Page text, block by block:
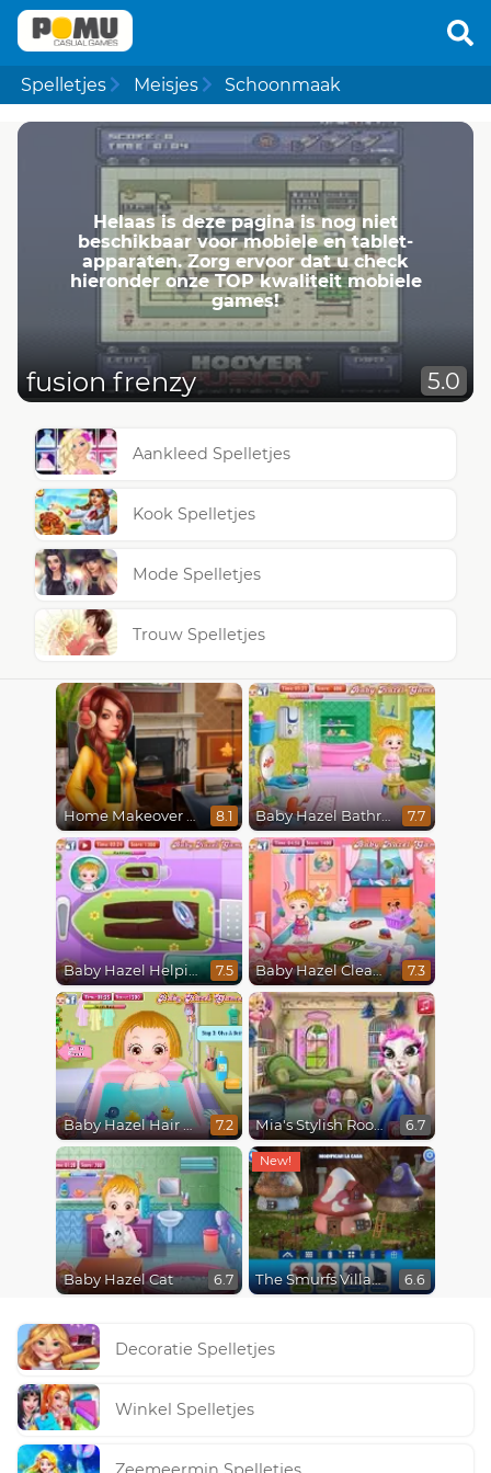
Spelletjes Meisjes Schoonmaak
Helaas is deze pagina is nog niet
beschikbaar voor mobiele en tablet-
apparaten. Zorg ervoor dat u check
hieronder onze TOP kwaliteit mobiele
games!
fusion frenzy 5.0
Aankleed Spelletjes
Kook Spelletjes
Mode Spelletjes
Trouw Spelletjes
Home Makeover 2 Hidden Object 8.1 Baby Hazel Bathroom Hygiene 7.7
Baby Hazel Helping Time 7.5 Baby Hazel Cleaning 7.3
Baby Hazel Hair Care 7.2 Mia's Stylish Room 6.7
Baby Hazel Cat 6.7 The Smurfs Village Cleaning 6.6
Decoratie Spelletjes
Winkel Spelletjes